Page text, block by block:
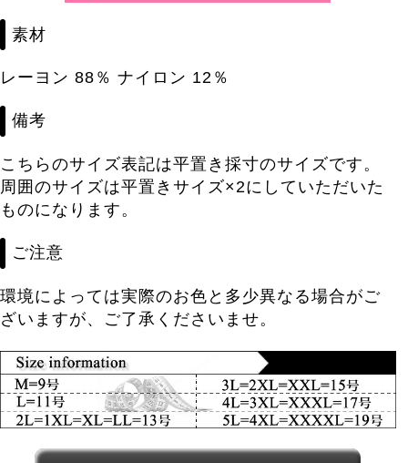
素材
レーヨン 88％ ナイロン 12％
備考
こちらのサイズ表記は平置き採寸のサイズです。
周囲のサイズは平置きサイズ×2にしていただいた
ものになります。
ご注意
環境によっては実際のお色と多少異なる場合がご
ざいますが、ご了承くださいませ。
レディース関連カテゴリーへのリンク